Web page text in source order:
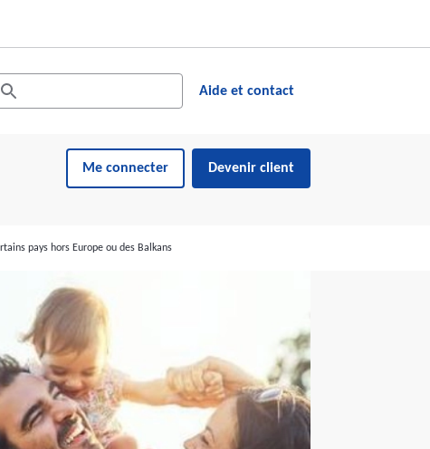
dans le site web
résultats suggérés s'affichent dynamiquement sous le champ de
Aide et contact
Me connecter Devenir client
pays hors Europe ou des Balkans